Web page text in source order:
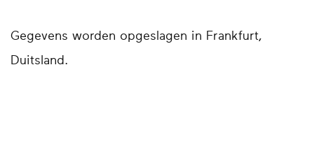
Gegevens worden opgeslagen in Frankfurt,
Duitsland.